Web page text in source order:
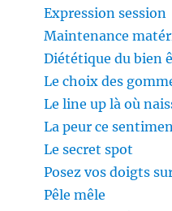
Expression session
Maintenance
Diététique du bien
Le choix des
Le line up là où
La peur ce
Le secret spot
Posez vos doigts
Pêle mêle